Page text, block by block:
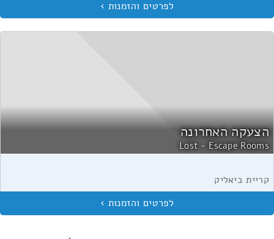
הצעקה האחרונה
Lost - Escape Rooms
קריית ביאליק